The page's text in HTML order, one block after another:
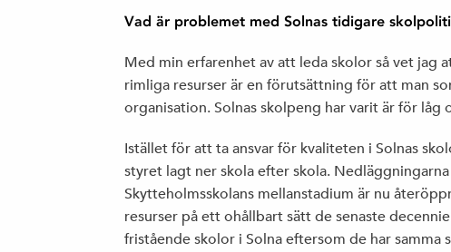
Vad är problemet med Solnas tidigare
Med min erfarenhet av att leda skolor så vet jag
rimliga resurser är en förutsättning för att man
organisation. Solnas skolpeng har varit är för låg
Istället för att ta ansvar för kvaliteten i Solnas
styret lagt ner skola efter skola.
Skytteholmsskolans mellanstadium är nu
resurser på ett ohållbart sätt de senaste
fristående skolor i Solna eftersom de har samma